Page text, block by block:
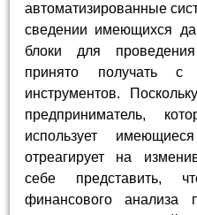
автоматизированные
сведении имеющихся
блоки для
принято получать с
инструментов.
предприниматель,
использует
отреагирует на
себе представить,
финансового анализа